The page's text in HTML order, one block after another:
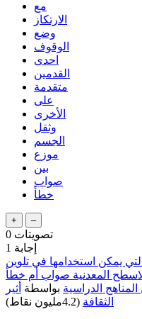
مع
الارتكاز
وضع
الوقوف
احدى
القدمين
متقدمة
على
الأخرى
وثقل
الجسم
موزع
بين
صواب
خطأ
0 تصويتات
1 إجابة
يمكن استخدامها في تلوين
المعدنية صواب أم خطأ
الدراسية بواسطة أثير
الثقافة (4.2مليون نقاط)